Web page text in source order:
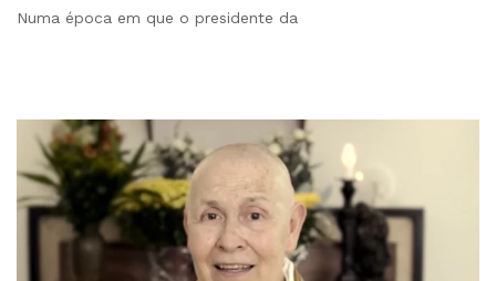
Numa época em que o presidente da